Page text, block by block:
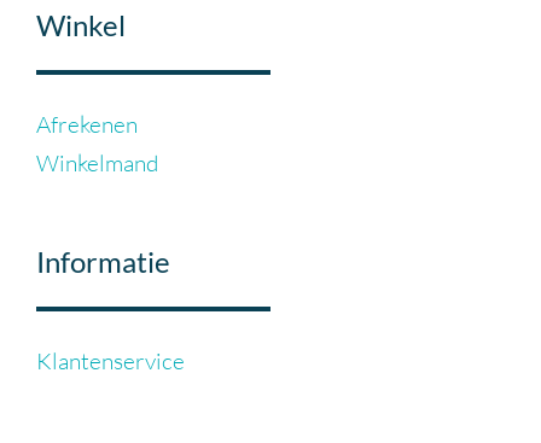
Winkel
Afrekenen
Winkelmand
Informatie
Klantenservice